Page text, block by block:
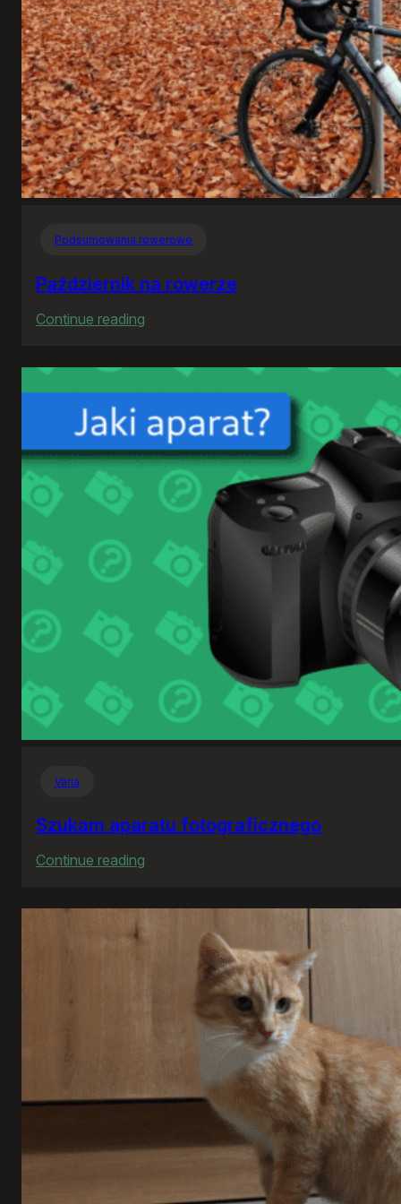
Podsumowania rowerowe
Październik na rowerze
Continue reading
na
rowerze
Varia
Szukam aparatu fotograficznego
Continue reading
aparatu
fotograficznego